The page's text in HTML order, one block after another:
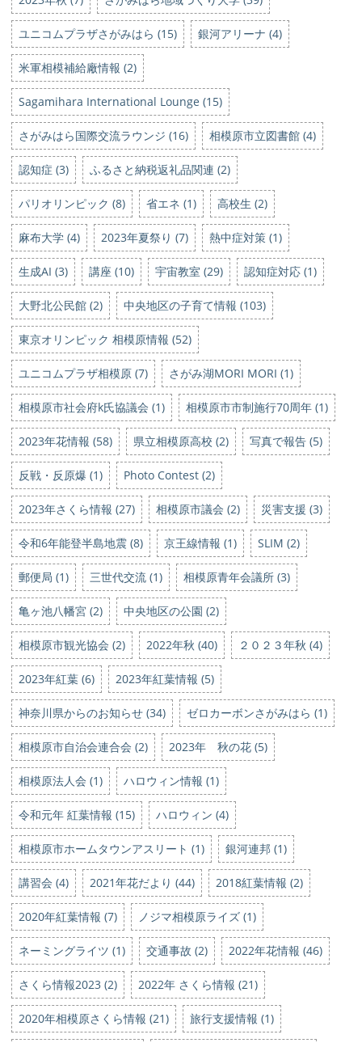
ユニコムプラザさがみはら (15) 銀河アリーナ (4)
米軍相模補給廠情報 (2)
Sagamihara International Lounge (15)
さがみはら国際交流ラウンジ (16) 相模原市立図書館 (4)
認知症 (3) ふるさと納税返礼品関連 (2)
パリオリンピック (8) 省エネ (1) 高校生 (2)
麻布大学 (4) 2023年夏祭り (7) 熱中症対策 (1)
生成AI (3) 講座 (10) 宇宙教室 (29) 認知症対応 (1)
大野北公民館 (2) 中央地区の子育て情報 (103)
東京オリンピック 相模原情報 (52)
ユニコムプラザ相模原 (7) さがみ湖MORI MORI (1)
相模原市社会府k氏協議会 (1) 相模原市市制施行70周年 (1)
2023年花情報 (58) 県立相模原高校 (2) 写真で報告 (5)
反戦・反原爆 (1) Photo Contest (2)
2023年さくら情報 (27) 相模原市議会 (2) 災害支援 (3)
令和6年能登半島地震 (8) 京王線情報 (1) SLIM (2)
郵便局 (1) 三世代交流 (1) 相模原青年会議所 (3)
亀ヶ池八幡宮 (2) 中央地区の公園 (2)
相模原市観光協会 (2) 2022年秋 (40) ２０２３年秋 (4)
2023年紅葉 (6) 2023年紅葉情報 (5)
神奈川県からのお知らせ (34) ゼロカーボンさがみはら (1)
相模原市自治会連合会 (2) 2023年 秋の花 (5)
相模原法人会 (1) ハロウィン情報 (1)
令和元年 紅葉情報 (15) ハロウィン (4)
相模原市ホームタウンアスリート (1) 銀河連邦 (1)
講習会 (4) 2021年花だより (44) 2018紅葉情報 (2)
2020年紅葉情報 (7) ノジマ相模原ライズ (1)
ネーミングライツ (1) 交通事故 (2) 2022年花情報 (46)
さくら情報2023 (2) 2022年 さくら情報 (21)
2020年相模原さくら情報 (21) 旅行支援情報 (1)